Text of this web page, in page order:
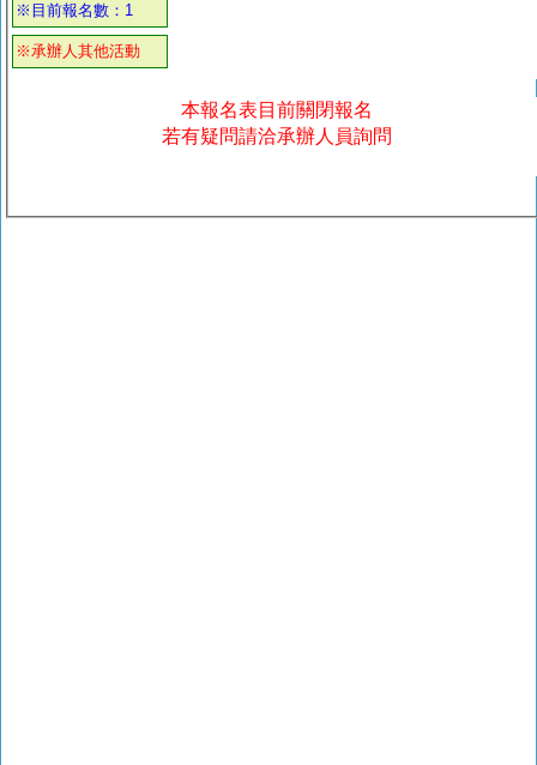
※目前報名數：1
※承辦人其他活動
本報名表目前關閉報名
若有疑問請洽承辦人員詢問